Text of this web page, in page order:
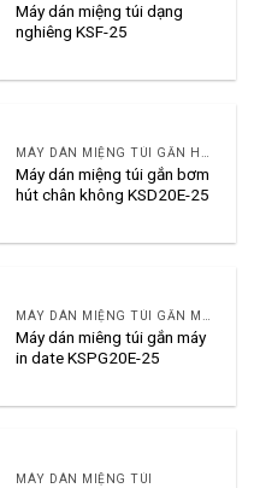
Máy dán miệng túi dạng
nghiêng KSF-25
Máy dán miệng túi gắn bơm
hút chân không KSD20E-25
Máy dán miêng túi gắn máy
in date KSPG20E-25
MÁY DÁN MIỆNG TÚI